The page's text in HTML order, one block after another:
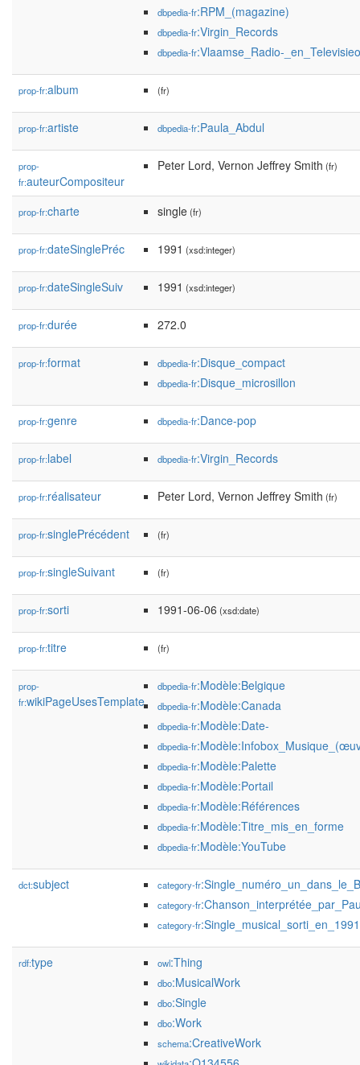
dbpedia-fr:RPM_(magazine)
dbpedia-fr:Virgin_Records
dbpedia-fr:Vlaamse_Radio-
prop-fr:album (fr)
prop-fr:artiste dbpedia-fr:Paula_Abdul
prop-
fr:auteurCompositeur
Peter Lord, Vernon Jeffrey Smith (fr)
prop-fr:charte single(fr)
prop-fr:dateSinglePréc 1991 (xsd:integer)
prop-fr:dateSingleSuiv 1991 (xsd:integer)
prop-fr:durée 272.0
prop-fr:format dbpedia-fr:Disque_compact
dbpedia-fr:Disque_microsillon
prop-fr:genre dbpedia-fr:Dance-pop
prop-fr:label dbpedia-fr:Virgin_Records
prop-fr:réalisateur Peter Lord, Vernon Jeffrey Smith (fr)
prop-fr:singlePrécédent (fr)
prop-fr:singleSuivant (fr)
prop-fr:sorti 1991-06-06 (xsd:date)
prop-fr:titre (fr)
prop-
fr:wikiPageUsesTemplate
dbpedia-fr:Modèle:Belgique
dbpedia-fr:Modèle:Canada
dbpedia-fr:Modèle:Date-
dbpedia-fr
dbpedia-fr:Modèle:Palette
dbpedia-fr:Modèle:Portail
dbpedia-fr:Modèle:Références
dbpedia-fr:Modèle:Titre_mis_en_forme
dbpedia-fr:Modèle:YouTube
dct:subject category-fr
category-fr
category-fr:Single_musical_sorti_en_1991
rdf:type owl:Thing
dbo:MusicalWork
dbo:Single
dbo:Work
schema:CreativeWork